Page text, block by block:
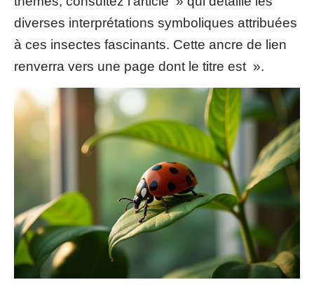
diverses interprétations symboliques attribuées
à ces insectes fascinants. Cette ancre de lien
renverra vers une page dont le titre est ».